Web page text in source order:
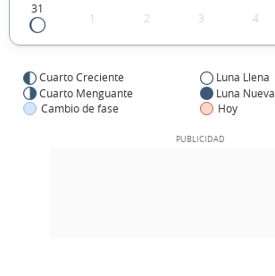
31
1 2 3 4
Cuarto Creciente
Luna Llena
Cuarto Menguante
Luna Nueva
Cambio de fase
Hoy